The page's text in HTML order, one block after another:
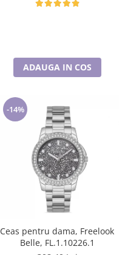
ADAUGA IN COS
-14%
Ceas pentru dama, Freelook
Belle, FL.1.10226.1